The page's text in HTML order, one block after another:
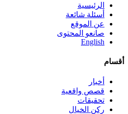
الرئيسية
أسئلة شائعة
عن الموقع
صانعو المحتوى
English
أقسام
أخبار
قصص واقعية
تحقيقات
ركن الخيال